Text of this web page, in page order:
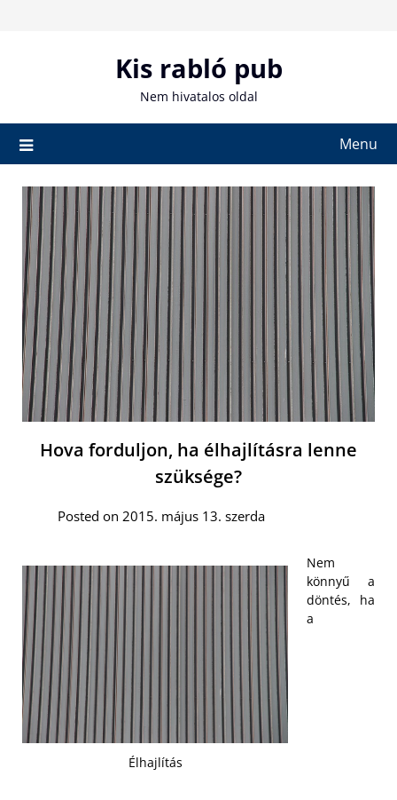
Kis rabló pub
Nem hivatalos oldal
Menu
Hova forduljon, ha élhajlításra lenne
szüksége?
Posted on 2015. május 13. szerda
Élhajlítás
Nem
könnyű a
döntés, ha
a